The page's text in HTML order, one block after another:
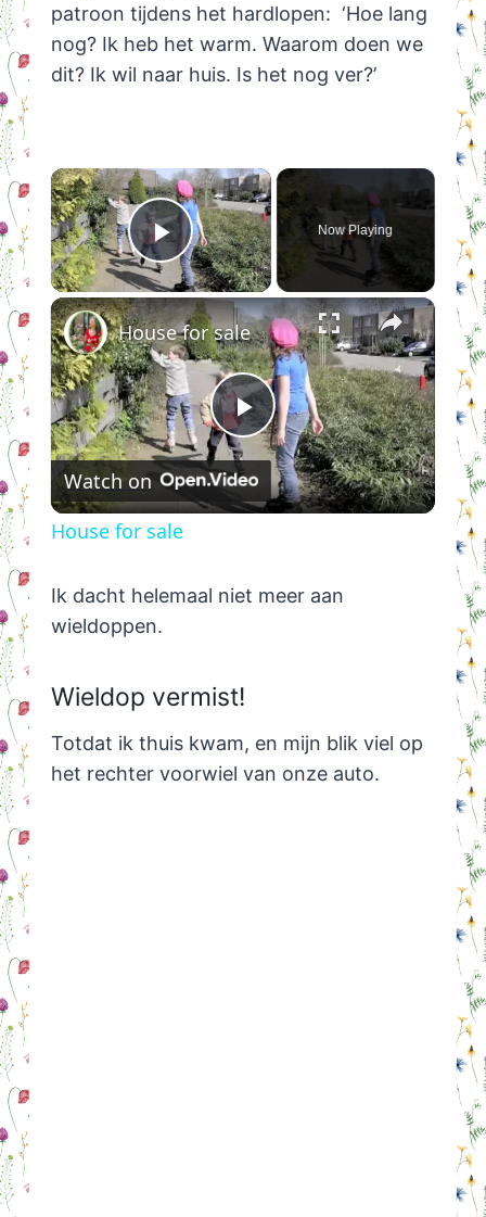
patroon tijdens het hardlopen: ‘Hoe lang
nog? Ik heb het warm. Waarom doen we
dit? Ik wil naar huis. Is het nog ver?’
×
Play Video
Now Playing
×
Play
Video
House for sale
Watch on
House for sale
Ik dacht helemaal niet meer aan
wieldoppen.
Wieldop vermist!
Totdat ik thuis kwam, en mijn blik viel op
het rechter voorwiel van onze auto.